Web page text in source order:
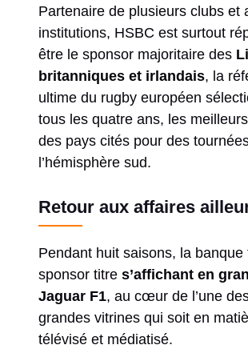
Partenaire de plusieurs clubs et
institutions, HSBC est surtout
être le sponsor majoritaire des
britanniques et irlandais, la
ultime du rugby européen
tous les quatre ans, les
des pays cités pour des
l’hémisphère sud.
Retour aux affaires
Pendant huit saisons, la banque
sponsor titre s’affichant en
Jaguar F1, au cœur de l’une
grandes vitrines qui soit en
télévisé et médiatisé.